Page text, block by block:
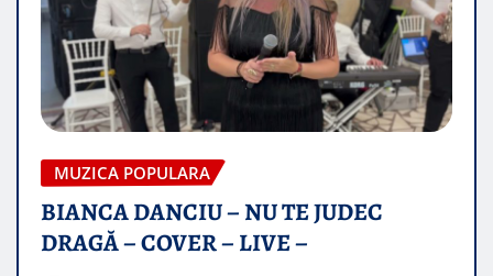
MUZICA POPULARA
BIANCA DANCIU – NU TE JUDEC
DRAGĂ – COVER – LIVE –